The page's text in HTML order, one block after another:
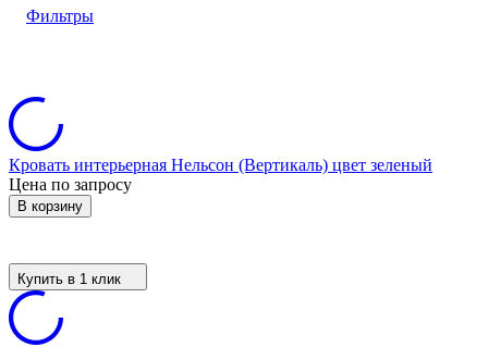
Фильтры
Кровать интерьерная Нельсон (Вертикаль) цвет зеленый
Цена по запросу
В корзину
Купить в 1 клик